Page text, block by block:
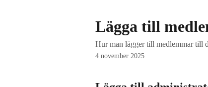
Lägga till
Hur man lägger till medlemmar till
4 november 2025